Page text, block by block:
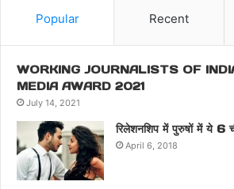
Popular Recent
WORKING JOURNALISTS OF
MEDIA AWARD 2021
July 14, 2021
रिलेशनशिप में पुरुषों में ये 6
April 6, 2018